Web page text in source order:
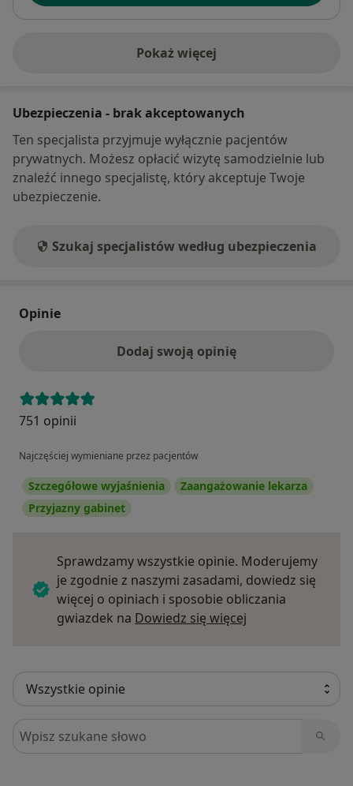
Pokaż więcej
o adresie
Ubezpieczenia - brak akceptowanych
Ten specjalista przyjmuje wyłącznie pacjentów
prywatnych. Możesz opłacić wizytę samodzielnie lub
znaleźć innego specjalistę, który akceptuje Twoje
ubezpieczenie.
Szukaj specjalistów według ubezpieczenia
Opinie
Dodaj swoją opinię
751 opinii
Najczęściej wymieniane przez pacjentów
Szczegółowe wyjaśnienia
Zaangażowanie lekarza
Przyjazny gabinet
Sprawdzamy wszystkie opinie. Moderujemy
je zgodnie z naszymi zasadami, dowiedz się
więcej o opiniach i sposobie obliczania
gwiazdek na Dowiedz się więcej
Szukaj w opiniach